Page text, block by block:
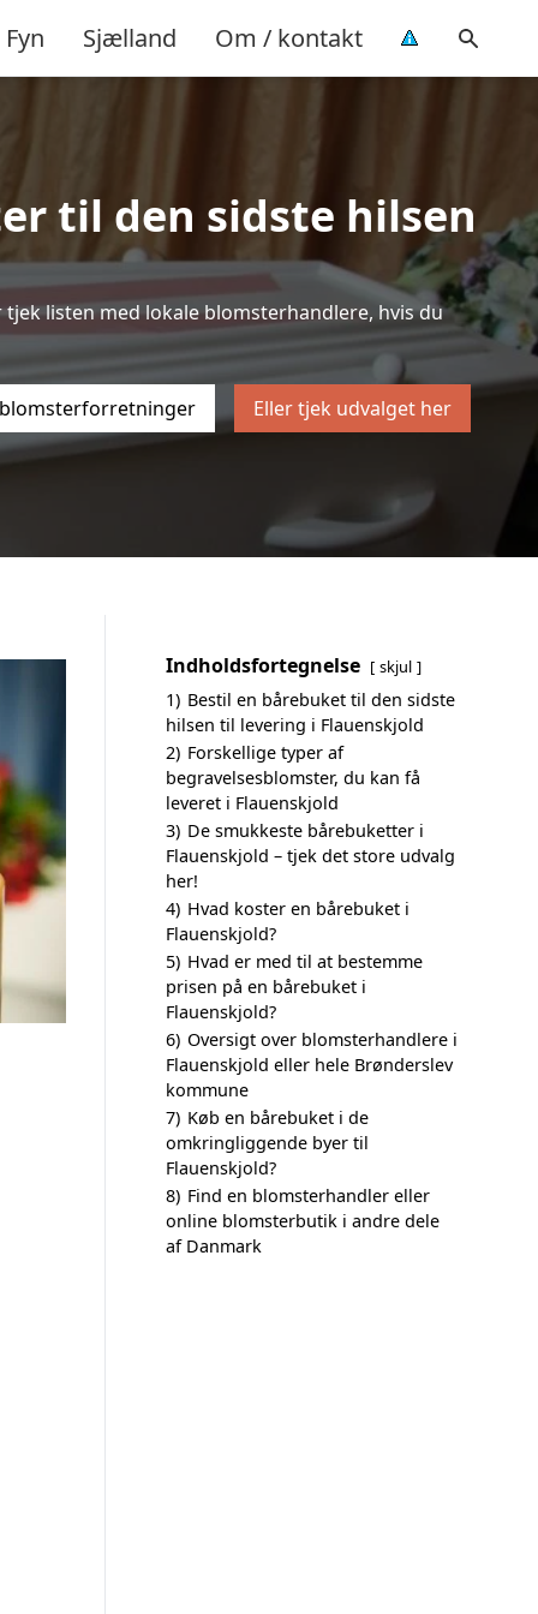
Fyn Sjælland Om / kontakt
til den sidste hilsen
listen med lokale blomsterhandlere, hvis du
Eller tjek udvalget her
Indholdsfortegnelse skjul
1) Bestil en bårebuket til den sidste
hilsen til levering i Flauenskjold
2) Forskellige typer af
begravelsesblomster, du kan få
leveret i Flauenskjold
3) De smukkeste bårebuketter i
Flauenskjold – tjek det store udvalg
her!
4) Hvad koster en bårebuket i
Flauenskjold?
5) Hvad er med til at bestemme
prisen på en bårebuket i
Flauenskjold?
6) Oversigt over blomsterhandlere i
Flauenskjold eller hele Brønderslev
kommune
7) Køb en bårebuket i de
omkringliggende byer til
Flauenskjold?
8) Find en blomsterhandler eller
online blomsterbutik i andre dele
af Danmark